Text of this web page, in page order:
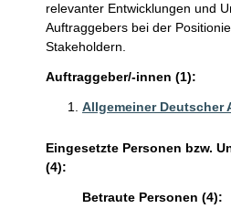
relevanter Entwicklungen und
Auftraggebers bei der
Stakeholdern.
Auftraggeber/-innen (1):
Allgemeiner Deutscher
Eingesetzte Personen bzw.
(4):
Betraute Personen (4):